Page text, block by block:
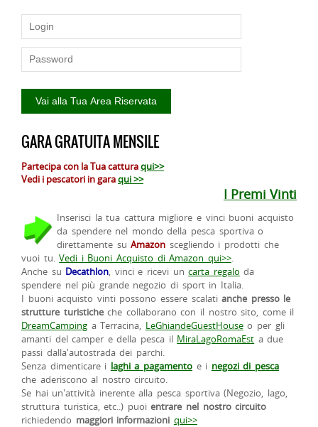
GARA GRATUITA MENSILE
Partecipa con la Tua catturaqui>>
Vedi i pescatori in garaqui >>
I Premi Vinti
Inserisci la tua cattura migliore e vinci buoni acquisto
da spendere nel mondo della pesca sportiva o
direttamente suAmazon scegliendo i prodotti che
vuoi tu.Vedi i Buoni Acquisto di Amazon qui>>.
Anche su Decathlon, vinci e ricevi uncarta regalo da
spendere nel più grande negozio di sport in Italia.
I buoni acquisto vinti possono essere scalatianche presso le
strutture turisticheche collaborano con il nostro sito, come il
DreamCamping a Terracina, LeGhiandeGuestHouseo per gli
amanti del camper e della pesca il MiraLagoRomaEst a due
passi dalla'autostrada dei parchi.
Senza dimenticare i laghi a pagamento e i negozi di pesca
che aderiscono al nostro circuito.
Se hai un'attività inerente alla pesca sportiva (Negozio, lago,
struttura turistica, etc..) puoientrare nel nostro circuito
richiedendo maggiori informazioni qui>>